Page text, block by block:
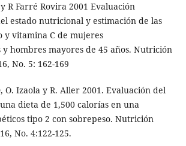
R Farré Rovira 2001 Evaluación
estado nutricional y estimación de las
y vitamina C de mujeres
y hombres mayores de 45 años. Nutrición
No. 5: 162-169
O. Izaola y R. Aller 2001. Evaluación del
dieta de 1,500 calorías en una
tipo 2 con sobrepeso. Nutrición
No. 4:122-125.